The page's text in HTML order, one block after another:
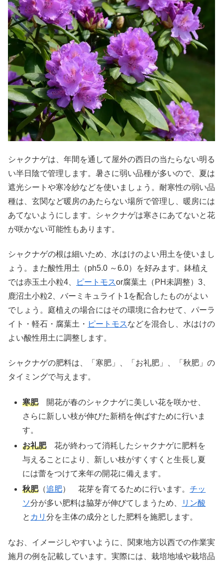
シャクナゲは、年間を通して屋外の西日の当たらない明る
い半日陰で管理します。暑さに弱い品種が多いので、夏は
遮光シートや寒冷紗などを使いましょう。耐寒性の弱い品
種は、玄関など暖房のあたらない場所で管理し、暖房には
あてないようにします。シャクナゲは寒さにあてないと花
が咲かない可能性もあります。
シャクナゲの根は細いため、水はけのよい用土を使いまし
ょう。また酸性用土（ph5.0 ～6.0）を好みます。鉢植え
では赤玉土小粒4、
ピートモスor腐葉土（PH未調整）3、
鹿沼土小粒2、バーミキュライト1を配合したものがよい
でしょう。庭植えの場合にはその環境に合わせて、パーラ
イト・軽石・腐葉土・ ピートモスなどを混合し、水はけの
よい酸性用土に調整します。
シャクナゲの肥料は、「寒肥」、「お礼肥」、「秋肥」の
タイミングで与えます。
寒肥開花が春のシャクナゲに美しい花を咲かせ、
さらに新しい枝が伸びた新梢を伸ばすために行いま
す。
お礼肥花が終わって消耗したシャクナゲに肥料を
与えることにより、新しい枝がすくすくと生長し夏
には蕾をつけて来年の開花に備えます。
秋肥（追肥） 花芽を育てるために行います。チッ
ソ分が多い肥料は脇芽が伸びてしまうため、
リン酸
と カリ分を主体の成分とした肥料を施肥します。
なお、イメージしやすいように、関東地方以西での作業実
施月の例を記載しています。実際には、栽培地域や栽培品